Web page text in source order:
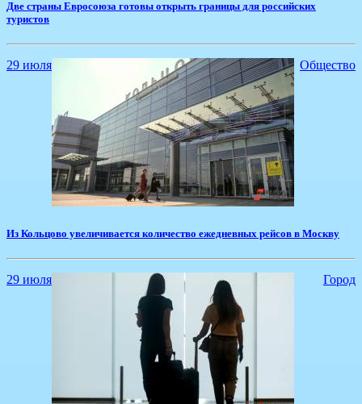
Две страны Евросоюза готовы открыть границы для российских
туристов
29 июля Общество
Из Кольцово увеличивается количество ежедневных рейсов в Москву
29 июля Город